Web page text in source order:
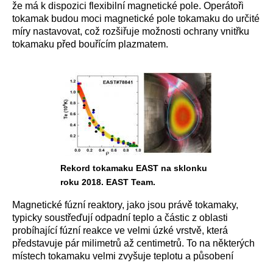
že má k dispozici flexibilní magnetické pole. Operátoři
tokamak budou moci magnetické pole tokamaku do určité
míry nastavovat, což rozšiřuje možnosti ochrany vnitřku
tokamaku před bouřícím plazmatem.
Rekord tokamaku EAST na sklonku
roku 2018. EAST Team.
Magnetické fúzní reaktory, jako jsou právě tokamaky,
typicky soustřeďují odpadní teplo a částic z oblasti
probíhající fúzní reakce ve velmi úzké vrstvě, která
představuje pár milimetrů až centimetrů. To na některých
místech tokamaku velmi zvyšuje teplotu a působení